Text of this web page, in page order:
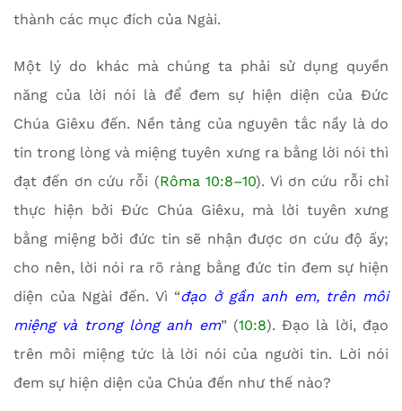
thành các mục đích của Ngài.
Một lý do khác mà chúng ta phải sử dụng quyền
năng của lời nói là để đem sự hiện diện của Đức
Chúa Giêxu đến. Nền tảng của nguyên tắc nầy là do
tin trong lòng và miệng tuyên xưng ra bằng lời nói thì
đạt đến ơn cứu rỗi (Rôma 10:8–10). Vì ơn cứu rỗi chỉ
thực hiện bởi Đức Chúa Giêxu, mà lời tuyên xưng
bằng miệng bởi đức tin sẽ nhận được ơn cứu độ ấy;
cho nên, lời nói ra rõ ràng bằng đức tin đem sự hiện
diện của Ngài đến. Vì “đạo ở gần anh em, trên môi
miệng và trong lòng anh em” (10:8). Đạo là lời, đạo
trên môi miệng tức là lời nói của người tin. Lời nói
đem sự hiện diện của Chúa đến như thế nào?